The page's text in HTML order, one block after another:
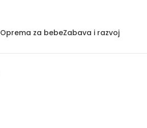
Oprema za bebeZabava i razvoj